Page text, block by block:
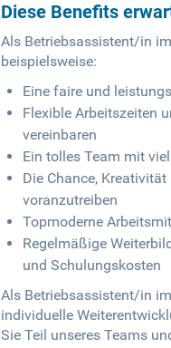
Diese Benefits
Als Betriebsassistent/in
beispielsweise:
Eine faire und
Flexible Arbeitszeiten
vereinbaren
Ein tolles Team mit
Die Chance,
voranzutreiben
Topmoderne
Regelmäßige
und Schulungskosten
Als Betriebsassistent/in
individuelle
Sie Teil unseres Teams